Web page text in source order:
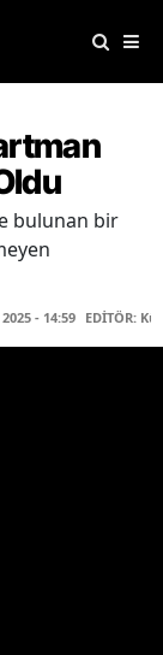
bulunan bir
- 14:59 EDİTÖR: